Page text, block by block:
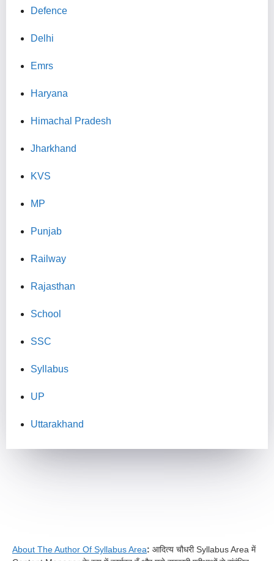
Defence
Delhi
Emrs
Haryana
Himachal Pradesh
Jharkhand
KVS
MP
Punjab
Railway
Rajasthan
School
SSC
Syllabus
UP
Uttarakhand
About The Author Of Syllabus Area: आदित्य चौधरी Syllabus Area में